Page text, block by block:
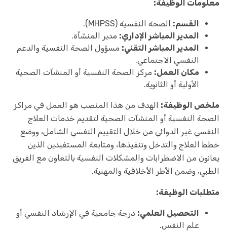
معلومات الوظيفة:
القسم: الصحة النفسية (MHPSS).
المدير المباشر الإداري: مدير المنشأة.
المدير المباشر التقني: مسؤول الصحة النفسية والدعم
النفسي الاجتماعي.
مكان العمل: مركز الصحة النفسية أو المنشآت الصحية
الأولية أو الثانوية.
ملخص الوظيفة: الهدف من هذا المنصب هو العمل في مراكز
الصحة النفسية أو المنشآت الصحية لتقديم خدمات العلاج
النفسي غير الدوائي من خلال التقييم النفسي الشامل، ووضع
خطط العلاج والتدخل وتنفيذها، ومتابعة المستفيدين الذين
يعانون من الاضطرابات والمشكلات النفسية بالتعاون مع الفريق
الطبي، وضمن الأطر الأخلاقية والمهنية.
متطلبات الوظيفة:
التحصيل العلمي: درجة جامعية في الإرشاد النفسي أو
علم النفس.